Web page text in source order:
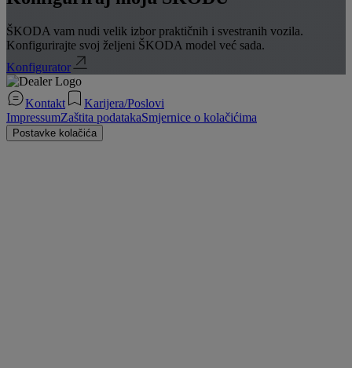
ŠKODA vam nudi velik izbor praktičnih i svestranih vozila.
Konfigurirajte svoj željeni ŠKODA model već sada.
Konfigurator
Kontakt
Karijera/Poslovi
ImpressumZaštita podatakaSmjernice o kolačićima
Postavke kolačića